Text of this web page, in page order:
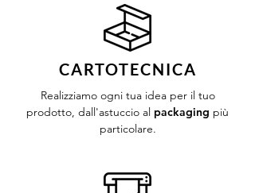
CARTOTECNICA
Realizziamo ogni tua idea per il tuo
prodotto, dall'astuccio al packaging più
particolare.